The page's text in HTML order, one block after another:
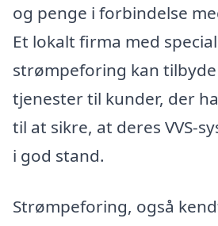
og penge i forbindelse
Et lokalt firma med
strømpeforing kan
tjenester til kunder, der
til at sikre, at deres VVS-
i god stand.
Strømpeforing, også